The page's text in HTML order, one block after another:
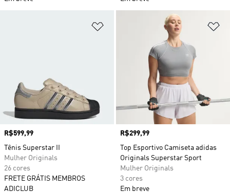
Adicionar à Lista de Desejos
Preço
R$599,99
Tênis Superstar II
Mulher Originals
26 cores
FRETE GRÁTIS MEMBROS
ADICLUB
Preço
R$299,99
Top Esportivo Camiseta adidas
Originals Superstar Sport
Mulher Originals
3 cores
Em breve